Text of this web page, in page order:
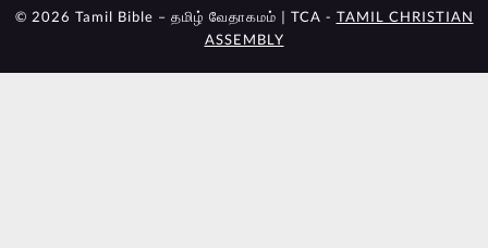
© 2026 Tamil Bible – தமிழ் வேதாகமம் | TCA - TAMIL CHRISTIAN
ASSEMBLY